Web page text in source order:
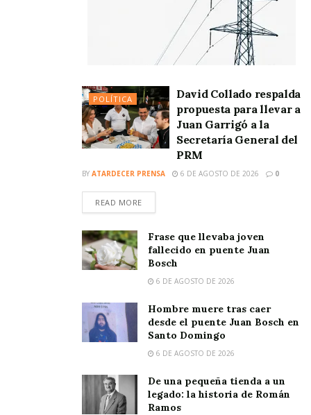
POLÍTICA
David Collado respalda
propuesta para llevar a
Juan Garrigó a la
Secretaría General del
PRM
BY ATARDECER PRENSA 6 DE AGOSTO DE 2026 0
READ MORE
Frase que llevaba joven
fallecido en puente Juan
Bosch
6 DE AGOSTO DE 2026
Hombre muere tras caer
desde el puente Juan Bosch en
Santo Domingo
6 DE AGOSTO DE 2026
De una pequeña tienda a un
legado: la historia de Román
Ramos